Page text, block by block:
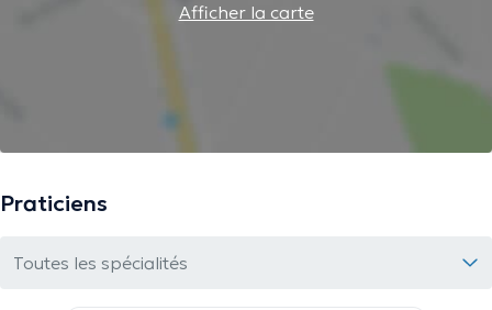
Afficher la carte
Praticiens
Toutes les spécialités